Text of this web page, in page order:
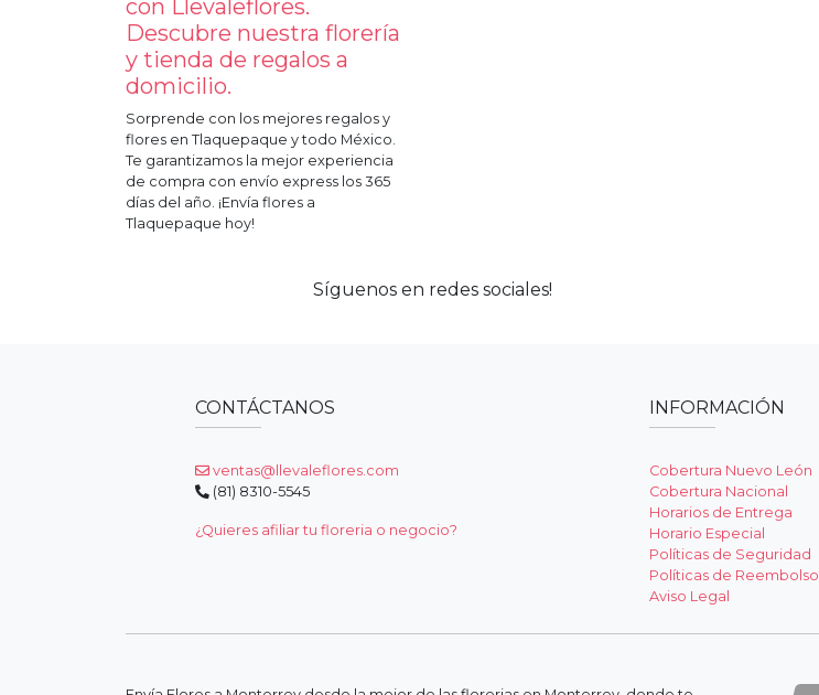
con Llevaleflores.
Descubre nuestra florería
y tienda de regalos a
domicilio.
Sorprende con los mejores regalos y
flores en Tlaquepaque y todo México.
Te garantizamos la mejor experiencia
de compra con envío express los 365
días del año. ¡Envía flores a
Tlaquepaque hoy!
Síguenos en redes sociales!
CONTÁCTANOS
ventas@llevaleflores.com
(81) 8310-5545
¿Quieres afiliar tu floreria o negocio?
INFORMACIÓN
Cobertura Nuevo León
Cobertura Nacional
Horarios de Entrega
Horario Especial
Políticas de Seguridad
Políticas de Reembolso
Aviso Legal